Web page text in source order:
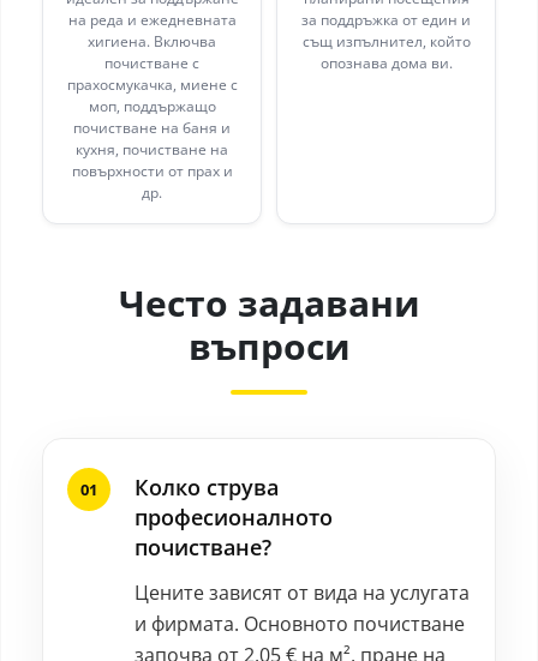
на реда и ежедневната
хигиена. Включва
почистване с
прахосмукачка, миене с
моп, поддържащо
почистване на баня и
кухня, почистване на
повърхности от прах и
др.
за поддръжка от един и
същ изпълнител, който
опознава дома ви.
Често задавани
въпроси
Колко струва
професионалното
почистване?
Цените зависят от вида на услугата
и фирмата. Основното почистване
започва от 2.05 € на м², пране на